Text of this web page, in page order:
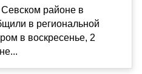
районе в
в региональной
в воскресенье, 2